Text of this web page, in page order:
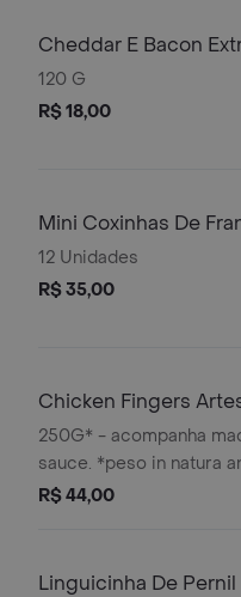
Cheddar E Bacon
120 G
R$ 18,00
Mini Coxinhas De
Unidades
12 Unidades
R$ 35,00
Chicken Fingers
250G* - acompanha
sauce. *peso in natura
cocção.
R$ 44,00
Linguicinha De